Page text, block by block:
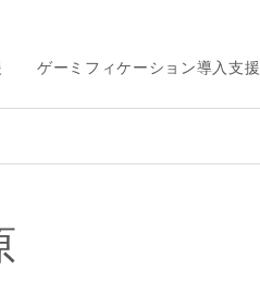
ゲーミフィケーション導入支援